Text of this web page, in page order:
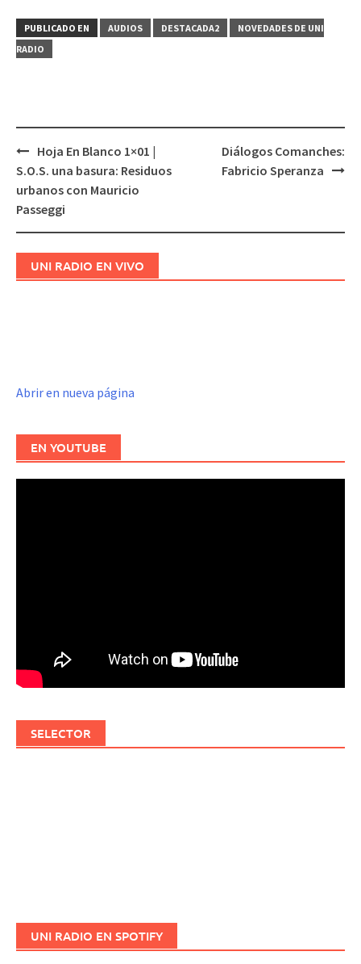
PUBLICADO EN AUDIOS DESTACADA2
NOVEDADES DE UNI
RADIO
Navegación
de
entradas
Hoja En Blanco 1×01 |
S.O.S. una basura: Residuos
urbanos con Mauricio
Passeggi
Diálogos Comanches:
Fabricio Speranza
UNI RADIO EN VIVO
Abrir en nueva página
EN YOUTUBE
SELECTOR
UNI RADIO EN SPOTIFY